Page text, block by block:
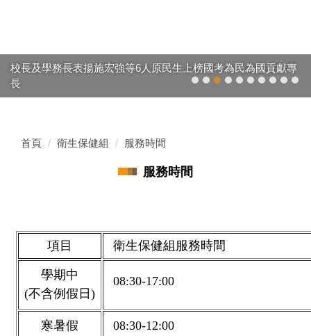
校長及學務長表揚施宏強等6人原民生上榜國考為民為國貢獻專
長
首頁 衛生保健組 服務時間
服務時間
項目 衛生保健組服務時間
學期中
(不含例假日)
08:30-17:00
寒暑假
08:30-12:00